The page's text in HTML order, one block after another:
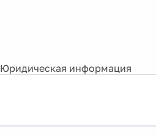
Юридическая информация